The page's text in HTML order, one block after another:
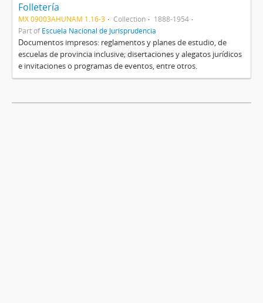
Folletería
MX 09003AHUNAM 1.16-3 Collection
1888-1954
Part ofEscuela Nacional de Jurisprudencia
Documentos impresos: reglamentos y planes de estudio, de
escuelas de provincia inclusive; disertaciones y alegatos jurídicos
e invitaciones o programas de eventos, entre otros.